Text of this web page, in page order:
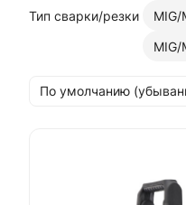
Тип сварки/резки MIG/
MIG/
По умолчанию